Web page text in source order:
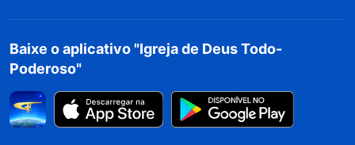
Baixe o aplicativo "Igreja de Deus Todo-
Poderoso"